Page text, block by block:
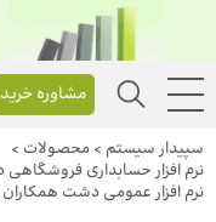
مشاوره خرید
سپیدار سیستم > محصولات >
نرم افزار حسابداری
نرم افزار عمومی دشت